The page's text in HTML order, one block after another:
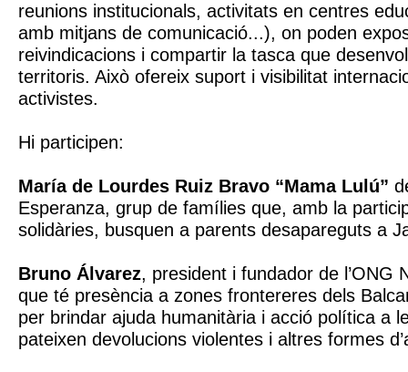
reunions institucionals, activitats en centres
amb mitjans de comunicació...), on poden
reivindicacions i compartir la tasca que
territoris. Això ofereix suport i visibilitat
activistes.
Hi participen:
María de Lourdes Ruiz Bravo “Mama Lulú”
Esperanza, grup de famílies que, amb la
solidàries, busquen a parents desapareguts a
Bruno Álvarez, president i fundador de l’ONG
que té presència a zones frontereres dels
per brindar ajuda humanitària i acció política a
pateixen devolucions violentes i altres formes